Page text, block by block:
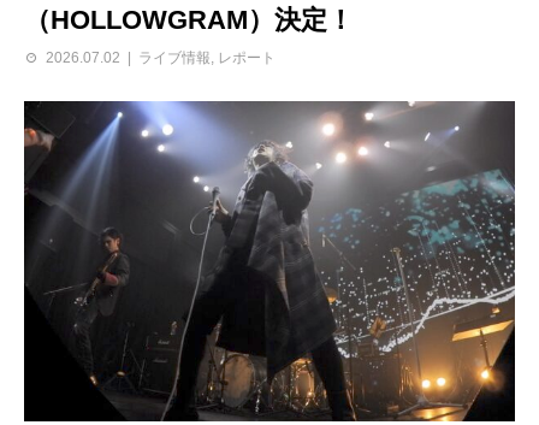
（HOLLOWGRAM）決定！
2026.07.02 ライブ情報 レポート